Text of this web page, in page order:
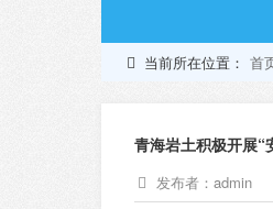
当前所在位置： 首
青海岩土积极开展“
发布者：admin